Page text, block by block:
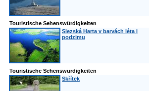
Touristische Sehenswürdigkeiten
Slezská Harta v barvách léta i
podzimu
Touristische Sehenswürdigkeiten
Skřítek